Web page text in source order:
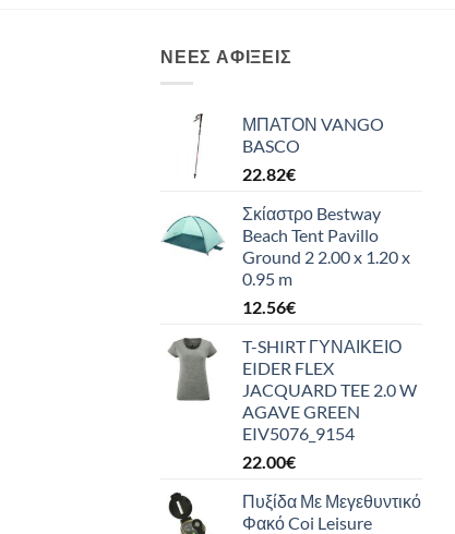
ΝΈΕΣ ΑΦΊΞΕΙΣ
ΜΠΑΤΟΝ VANGO
BASCO
22.82€
Σκίαστρο Bestway
Beach Tent Pavillo
Ground 2 2.00 x 1.20 x
0.95 m
12.56€
T-SHIRT ΓΥΝΑΙΚΕΙΟ
EIDER FLEX
JACQUARD TEE 2.0 W
AGAVE GREEN
EIV5076_9154
22.00€
Πυξίδα Με Μεγεθυντικό
Φακό Coi Leisure